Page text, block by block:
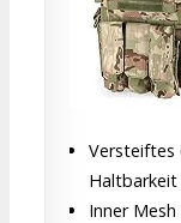
Versteiftes
Inner